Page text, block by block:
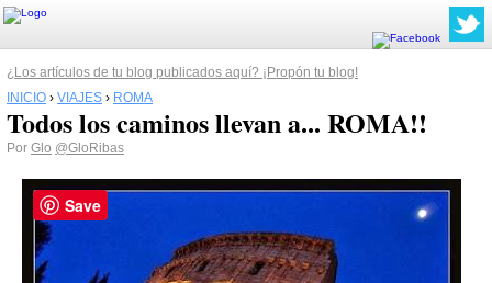
¿Los artículos de tu blog publicados aquí? ¡Propón tu blog!
INICIO › VIAJES › ROMA
Todos los caminos llevan a... ROMA!!
Por Glo @GloRibas
Save